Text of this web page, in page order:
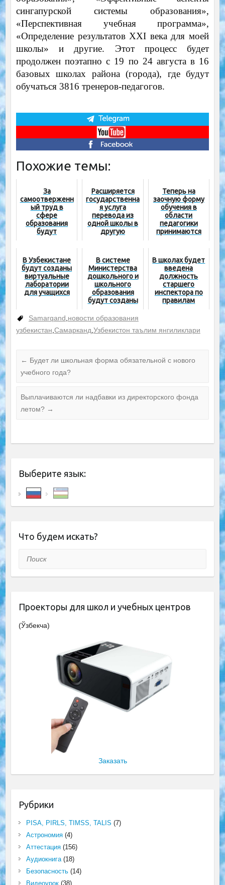
сингапурской системы образования»,
«Перспективная учебная программа»,
«Определение результатов XXI века для моей
школы» и другие. Этот процесс будет
продолжен поэтапно с 19 по 24 августа в 16
базовых школах района (города), где будут
обучаться 3816 тренеров-педагогов.
Похожие темы:
За
самоотверженн
ый труд в
сфере
образования
будут
знаком
Расширяется
государственна
я услуга
перевода из
одной школы в
другую
Теперь на
заочную форму
обучения в
области
педагогики
принимаются
В Узбекистане
будут созданы
виртуальные
лаборатории
для учащихся
В системе
Министерства
дошкольного и
школьного
образования
будут созданы
школы
В школах будет
введена
должность
старшего
инспектора по
правилам
Samarqand,новости образования
узбекистан,Самарканд,Узбекистон таълим янгиликлари
← Будет ли школьная форма обязательной с нового
учебного года?
Выплачиваются ли надбавки из директорского фонда
летом? →
Выберите язык:
Что будем искать?
Поиск
Проекторы для школ и учебных центров
(Ўзбекча)
Заказать
Рубрики
PISA, PIRLS, TIMSS, TALIS (7)
Астрономия(4)
Аттестация(156)
Аудиокнига(18)
Безопасность(14)
Видеоурок(38)